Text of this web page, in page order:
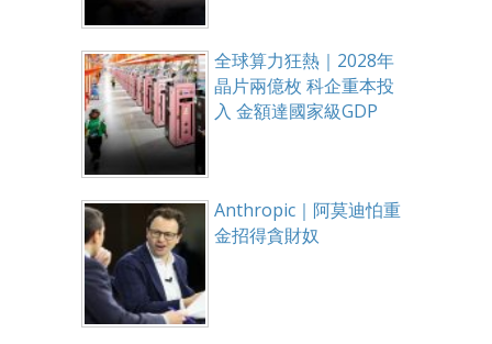
全球算力狂熱｜2028年
晶片兩億枚 科企重本投
入 金額達國家級GDP
Anthropic｜阿莫迪怕重
金招得貪財奴